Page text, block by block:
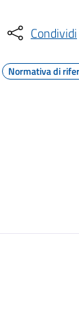
Condividi
Normativa di